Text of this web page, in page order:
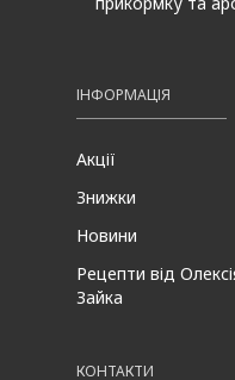
ІНФОРМАЦІЯ
Акції
Знижки
Новини
Рецепти від
Зайка
КОНТАКТИ